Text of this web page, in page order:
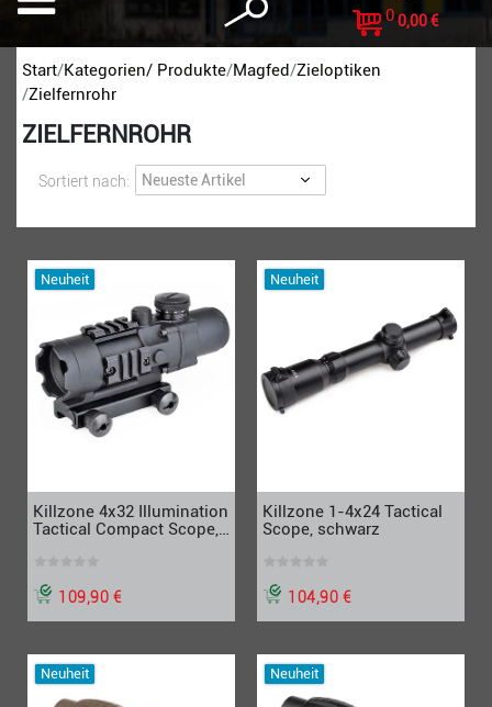
0 0,00 €
Start Kategorien/ Produkte Magfed Zieloptiken
Zielfernrohr
ZIELFERNROHR
Sortiert nach:
Neuheit
Killzone 4x32 Illumination
Tactical Compact Scope,
109,90 €
Neuheit
Killzone 1-4x24 Tactical
Scope, schwarz
104,90 €
Neuheit Neuheit